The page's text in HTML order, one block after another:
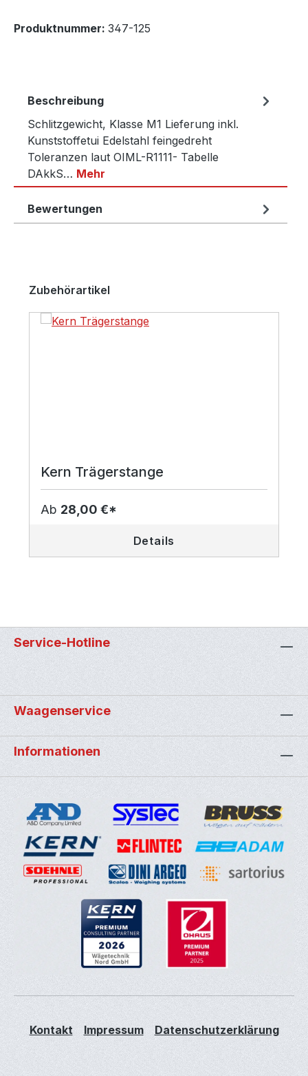
Produktnummer: 347-125
Beschreibung
Schlitzgewicht, Klasse M1 Lieferung inkl.
Kunststoffetui Edelstahl feingedreht
Toleranzen laut OIML-R1111- Tabelle
DAkkS… Mehr
Bewertungen
Produktgalerie überspringen
Zubehörartikel
Kern Trägerstange
Ab 28,00 €*
Details
Service-Hotline
Waagenservice
Informationen
Kontakt Impressum Datenschutzerklärung